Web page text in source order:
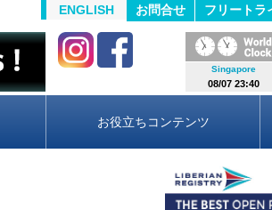
フリートラ
お問合せ
ENGLISH
Singapore
08/07 23:40
お役立ちコンテンツ